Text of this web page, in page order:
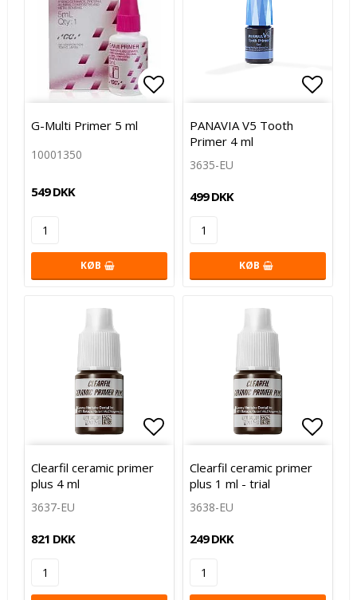
Add to list of favorites
G-Multi Primer 5 ml
10001350
549 DKK
KØB
PANAVIA V5 Tooth
Primer 4 ml
3635-EU
499 DKK
KØB
Add to list of favorites
Add to list of favorites
Clearfil ceramic primer
plus 4 ml
3637-EU
821 DKK
Add
Add
Clearfil ceramic primer
plus 1 ml - trial
3638-EU
249 DKK